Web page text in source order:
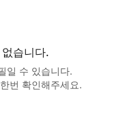
습니다.
일 수 있습니다.
번 확인해주세요.